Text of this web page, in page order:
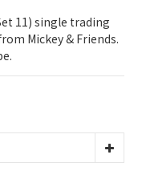
11) single trading
Mickey & Friends.